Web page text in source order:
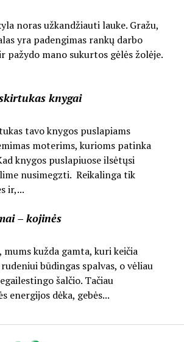
noras užkandžiauti lauke. Gražu,
yra padengimas rankų darbo
pažydo mano sukurtos gėlės žolėje.
knygai
tavo knygos puslapiams
moterims, kurioms patinka
knygos puslapiuose ilsėtųsi
nusimegzti. Reikalinga tik
ir,...
– kojinės
mums kužda gamta, kuri keičia
būdingas spalvas, o vėliau
šalčio. Tačiau
energijos dėka, gebės...